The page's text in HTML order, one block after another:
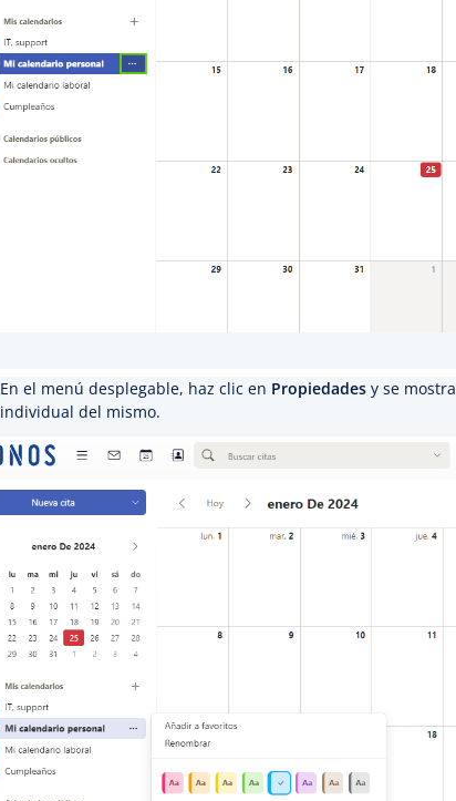
En el menú desplegable, haz clic en Propiedades y se
individual del mismo.